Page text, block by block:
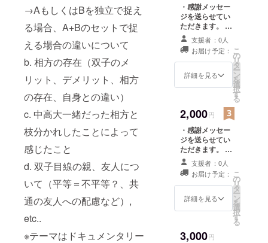
→AもしくはBを独立で捉え
る場合、A+Bのセットで捉
える場合の違いについて
b. 相方の存在（双子のメ
リット、デメリット、相方
の存在、自身との違い）
c. 中高大一緒だった相方と
枝分かれしたことによって
感じたこと
d. 双子目線の親、友人につ
いて（平等＝不平等？、共
通の友人への配慮など）,
etc..
※テーマはドキュメンタリー
・感謝メッセー
ジを送らせてい
ただきます。 ・
質問テーマの投
票 <facebookの
非公開グループ
へ招待> 撮影動
画、写真、日記
に双子へ質問し
たい内容を募
集！ ※facebook
アカウントが無
い方にはメッ
セージにてご連
絡させていただ
きます。 ・エン
ドロールにクレ
ジットさせてい
支援者：0人
お届け予定：
詳細を見る
こ
の
リ
タ
ー
ン
を
選
択
す
る
2,000円
・感謝メッセー
ジを送らせてい
ただきます。 ・
質問テーマの投
票 <facebookの
非公開グループ
へ招待> 撮影動
画、写真、日記
に双子へ質問し
支援者：0人
お届け予定：
詳細を見る
こ
の
リ
タ
ー
ン
を
選
択
す
る
3,000円